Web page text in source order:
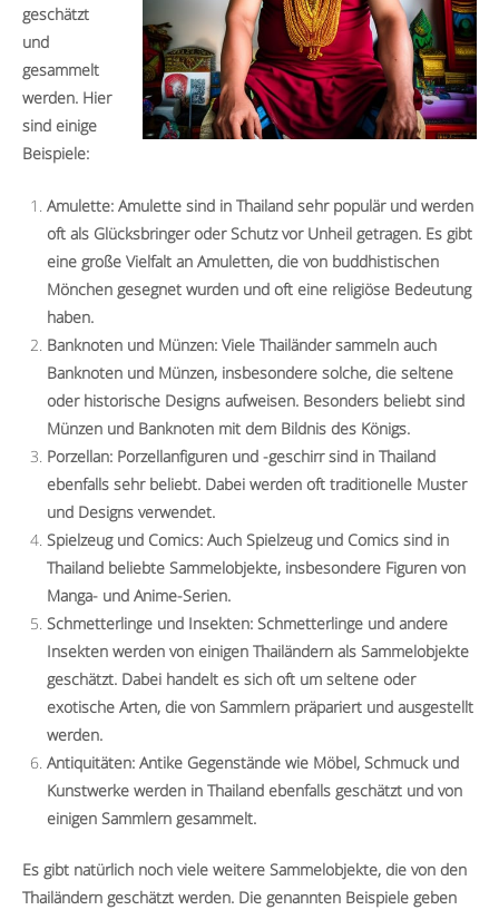
geschätzt
und
gesammelt
werden. Hier
sind einige
Beispiele:
Amulette: Amulette sind in Thailand sehr populär und werden
oft als Glücksbringer oder Schutz vor Unheil getragen. Es gibt
eine große Vielfalt an Amuletten, die von buddhistischen
Mönchen gesegnet wurden und oft eine religiöse Bedeutung
haben.
Banknoten und Münzen: Viele Thailänder sammeln auch
Banknoten und Münzen, insbesondere solche, die seltene
oder historische Designs aufweisen. Besonders beliebt sind
Münzen und Banknoten mit dem Bildnis des Königs.
Porzellan: Porzellanfiguren und -geschirr sind in Thailand
ebenfalls sehr beliebt. Dabei werden oft traditionelle Muster
und Designs verwendet.
Spielzeug und Comics: Auch Spielzeug und Comics sind in
Thailand beliebte Sammelobjekte, insbesondere Figuren von
Manga- und Anime-Serien.
Schmetterlinge und Insekten: Schmetterlinge und andere
Insekten werden von einigen Thailändern als Sammelobjekte
geschätzt. Dabei handelt es sich oft um seltene oder
exotische Arten, die von Sammlern präpariert und ausgestellt
werden.
Antiquitäten: Antike Gegenstände wie Möbel, Schmuck und
Kunstwerke werden in Thailand ebenfalls geschätzt und von
einigen Sammlern gesammelt.
Es gibt natürlich noch viele weitere Sammelobjekte, die von den
Thailändern geschätzt werden. Die genannten Beispiele geben